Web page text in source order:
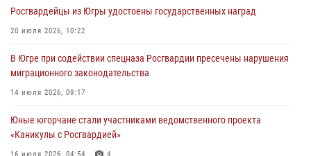
В Югре при силовой поддержке ОМОН Росгвардии задержаны
06 августа 2026, 09:07 2 1
Урайский отдел вневедомственной охраны Росгвардии отмечает
05 августа 2026, 12:01 3
Росгвардейцы из Югры удостоены государственных наград
20 июля 2026, 10:22
В Югре при содействии спецназа Росгвардии пресечены нарушения
миграционного законодательства
14 июля 2026, 09:17
Юные югорчане стали участниками ведомственного проекта
«Каникулы с Росгвардией»